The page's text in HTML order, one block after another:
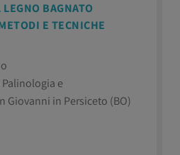
BAGNATO
E TECNICHE
e
Giovanni in Persiceto (BO)